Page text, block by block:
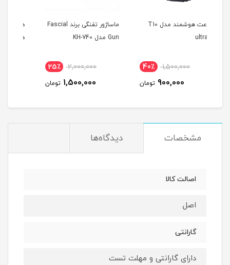
2,000,000
1,500,000
همراه مانیتور
2,500,000
1,570,000
مشخصات دیدگاه‌ها
اصالت کالا
اصل
گارانتی
دارای گارانتی و مهلت تست